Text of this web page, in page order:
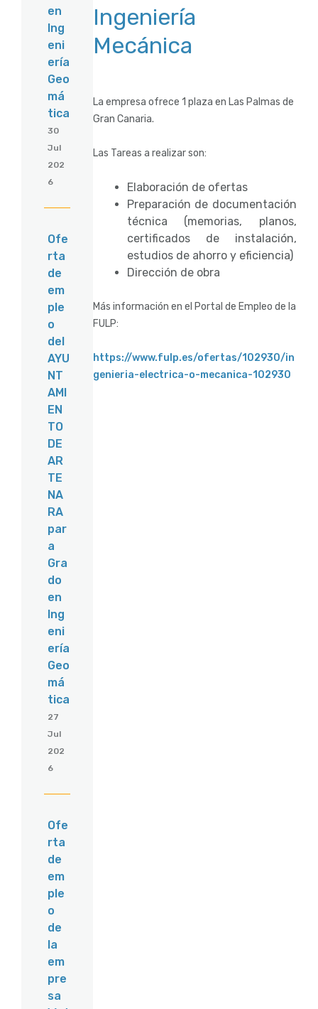
en
Ing
eni
ería
Geo
má
tica
30
Jul
202
6
Ofe
rta
de
em
ple
o
del
AYU
NT
AMI
EN
TO
DE
AR
TE
NA
RA
par
a
Gra
do
en
Ing
eni
ería
Geo
má
tica
27
Jul
202
6
Ofe
rta
de
em
ple
o
de
la
em
pre
sa
Ingeniería
Mecánica
La empresa ofrece 1 plaza en Las Palmas de
Gran Canaria.
Las Tareas a realizar son:
Elaboración de ofertas
Preparación de documentación
técnica (memorias, planos,
certificados de instalación,
estudios de ahorro y eficiencia)
Dirección de obra
Más información en el Portal de Empleo de la
FULP:
https://www.fulp.es/ofertas/102930/in
genieria-electrica-o-mecanica-102930